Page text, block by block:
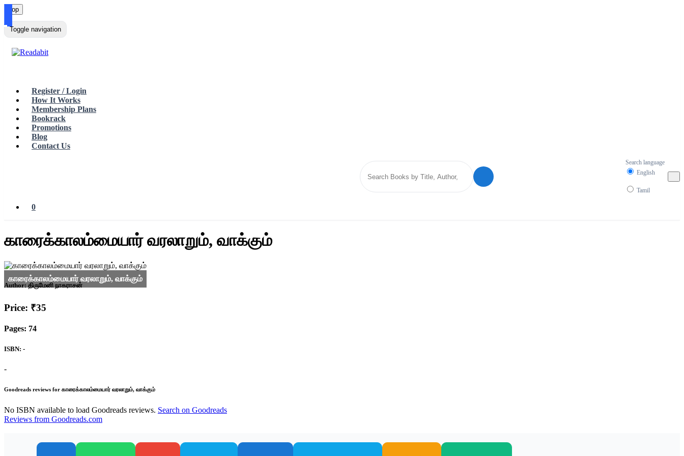
Loading…
Top
Toggle navigation
Register / Login
How It Works
Membership Plans
Bookrack
Promotions
Blog
Contact Us
Search language
English
Tamil
0
காரைக்காலம்மையார் வரலாறும், வாக்கும்
Author: திருமேனி நாகராசன்
Price: ₹35
Pages: 74
ISBN: -
-
Goodreads reviews for காரைக்காலம்மையார் வரலாறும், வாக்கும்
No ISBN available to load Goodreads reviews. Search on Goodreads
Reviews from Goodreads.com